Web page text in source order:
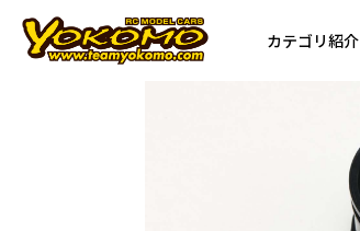
カテゴリ紹介